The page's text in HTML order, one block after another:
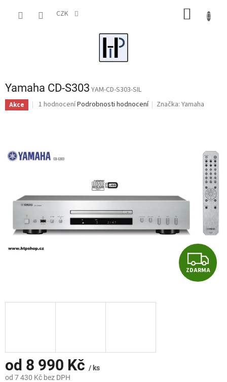
CZK
Yamaha CD-S303 YAM-CD-S303-SIL
Akce
Průměrné
z
5
1 hodnoceníPodrobnosti hodnocení Značka:Yamaha
Z
D
ZDARMA
od 8 990 Kč / ks
od 7 430 Kč bez DPH